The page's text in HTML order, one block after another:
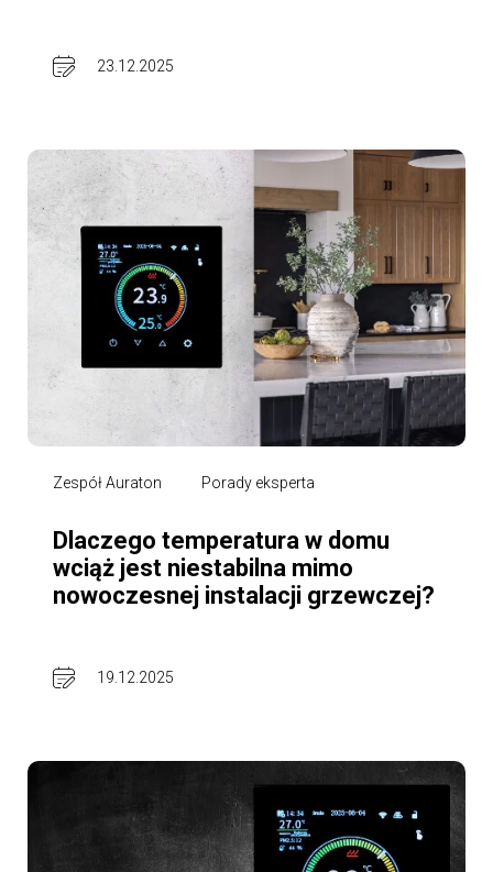
23.12.2025
Zespół Auraton Porady eksperta
Dlaczego temperatura w domu
wciąż jest niestabilna mimo
nowoczesnej instalacji grzewczej?
19.12.2025